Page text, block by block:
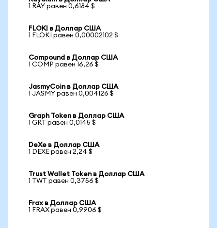
1 RAY равен 0,6184 $
FLOKI в Доллар США
1 FLOKI равен 0,00002102 $
Compound в Доллар США
1 COMP равен 16,26 $
JasmyCoin в Доллар США
1 JASMY равен 0,004126 $
Graph Token в Доллар США
1 GRT равен 0,0145 $
DeXe в Доллар США
1 DEXE равен 2,24 $
Trust Wallet Token в Доллар США
1 TWT равен 0,3756 $
Frax в Доллар США
1 FRAX равен 0,9906 $